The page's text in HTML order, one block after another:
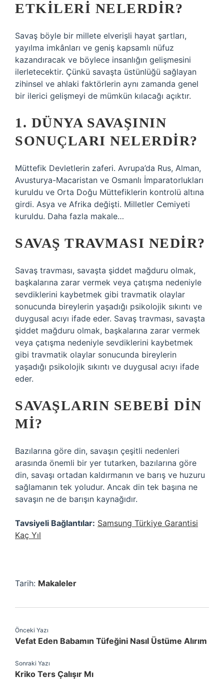
ETKILERI NELERDIR?
Savaş böyle bir millete elverişli hayat şartları,
yayılma imkânları ve geniş kapsamlı nüfuz
kazandıracak ve böylece insanlığın gelişmesini
ilerletecektir. Çünkü savaşta üstünlüğü sağlayan
zihinsel ve ahlaki faktörlerin aynı zamanda genel
bir ilerici gelişmeyi de mümkün kılacağı açıktır.
1. DÜNYA SAVAŞININ
SONUÇLARI NELERDIR?
Müttefik Devletlerin zaferi. Avrupa’da Rus, Alman,
Avusturya-Macaristan ve Osmanlı İmparatorlukları
kuruldu ve Orta Doğu Müttefiklerin kontrolü altına
girdi. Asya ve Afrika değişti. Milletler Cemiyeti
kuruldu. Daha fazla makale…
SAVAŞ TRAVMASI NEDIR?
Savaş travması, savaşta şiddet mağduru olmak,
başkalarına zarar vermek veya çatışma nedeniyle
sevdiklerini kaybetmek gibi travmatik olaylar
sonucunda bireylerin yaşadığı psikolojik sıkıntı ve
duygusal acıyı ifade eder. Savaş travması, savaşta
şiddet mağduru olmak, başkalarına zarar vermek
veya çatışma nedeniyle sevdiklerini kaybetmek
gibi travmatik olaylar sonucunda bireylerin
yaşadığı psikolojik sıkıntı ve duygusal acıyı ifade
eder.
SAVAŞLARIN SEBEBI DIN
MI?
Bazılarına göre din, savaşın çeşitli nedenleri
arasında önemli bir yer tutarken, bazılarına göre
din, savaşı ortadan kaldırmanın ve barış ve huzuru
sağlamanın tek yoludur. Ancak din tek başına ne
savaşın ne de barışın kaynağıdır.
Tavsiyeli Bağlantılar: Samsung Türkiye Garantisi
Kaç Yıl
Tarih: Makaleler
Önceki Yazı
Vefat Eden Babamın Tüfeğini Nasıl Üstüme Alırım
Sonraki Yazı
Kriko Ters Çalışır Mı